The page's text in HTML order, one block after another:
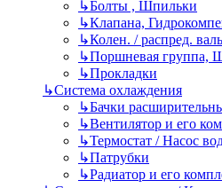
↳Болты , Шпильки
↳Клапана,
↳Колен. / распред.
↳Поршневая группа,
↳Прокладки
↳Система охлаждения
↳Бачки
↳Вентилятор и его
↳Термостат / Насос
↳Патрубки
↳Радиатор и его